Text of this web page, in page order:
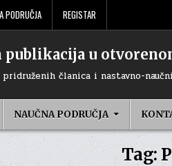
PODRUČJA REGISTAR
u
članica i nastavno-
NAUČNA PODRUČJA
Tag: